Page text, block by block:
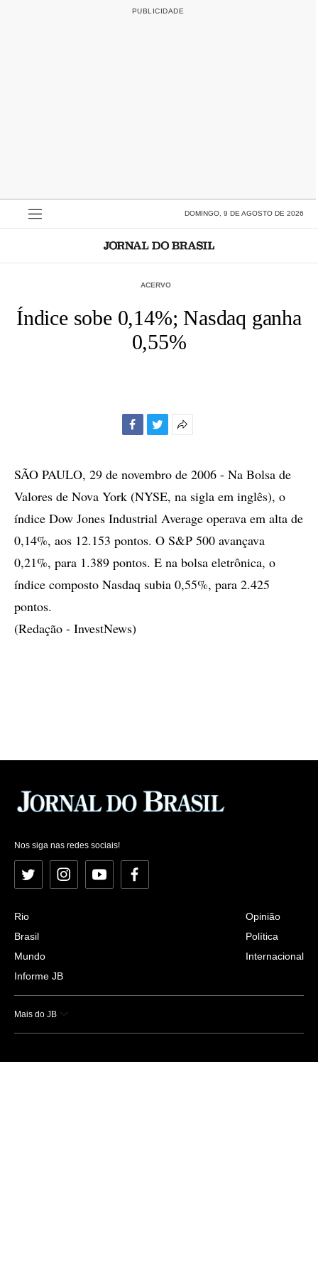
DOMINGO, 9 DE AGOSTO DE 2026
ACERVO
Índice sobe 0,14%; Nasdaq ganha
0,55%
compartilhamento
SÃO PAULO, 29 de novembro de 2006 - Na Bolsa de
Valores de Nova York (NYSE, na sigla em inglês), o
índice Dow Jones Industrial Average operava em alta de
0,14%, aos 12.153 pontos. O S&P 500 avançava
0,21%, para 1.389 pontos. E na bolsa eletrônica, o
índice composto Nasdaq subia 0,55%, para 2.425
pontos.
(Redação - InvestNews)
Nos siga nas redes sociais!
Twitter InstagramYouTubeFacebook
Rio
Brasil
Mundo
Informe JB
Opinião
Política
Internacional
Mais do JB
Esportes